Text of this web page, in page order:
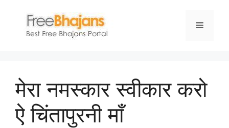
content
Menu
मेरा नमस्कार स्वीकार करो
ऐ चिंतापुरनी माँ